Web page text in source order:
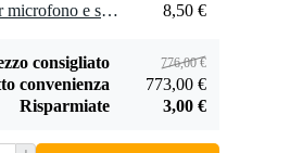
2 x Devine MIC100/5 XLR, cavo per microfono e segnale, 5 m
8,50 €
consigliato 776,00 €
convenienza
773,00 €
Risparmiate
3,00 €